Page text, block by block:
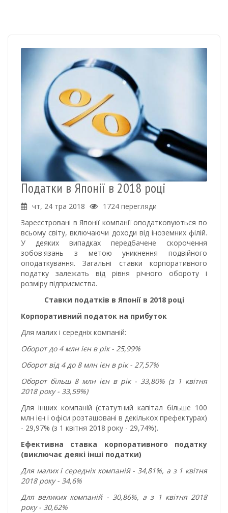
Податки в Японії в 2018 році
чт, 24 тра 2018
1724 перегляди
Зареєстровані в Японії компанії оподатковуються по
всьому світу, включаючи доходи від іноземних філій.
У деяких випадках передбачене скорочення
зобов'язань з метою уникнення подвійного
оподаткування. Загальні ставки корпоративного
податку залежать від рівня річного обороту і
розміру підприємства.
Ставки податків в Японії в 2018 році
Корпоративний податок на прибуток
Для малих і середніх компаній:
Оборот до 4 млн ієн в рік - 25,99%
Оборот від 4 до 8 млн ієн в рік - 27,57%
Оборот більш 8 млн ієн в рік - 33,80% (з 1 квітня
2018 року - 33,59%)
Для інших компаній (статутний капітал більше 100
млн ієн і офіси розташовані в декількох префектурах)
- 29,97% (з 1 квітня 2018 року - 29,74%).
Ефективна ставка корпоративного податку
(виключає деякі інші податки)
Для малих і середніх компаній - 34,81%, а з 1 квітня
2018 року - 34,6%
Для великих компаній - 30,86%, а з 1 квітня 2018
року - 30,62%